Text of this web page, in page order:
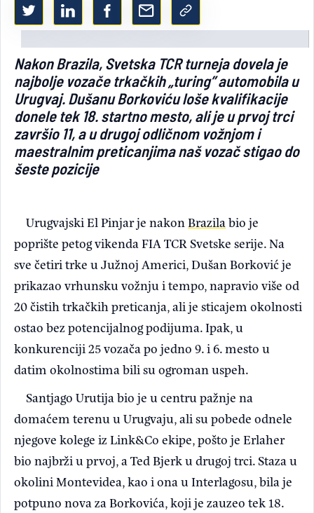
Nakon Brazila, Svetska TCR turneja dovela je
najbolje vozače trkačkih „turing” automobila u
Urugvaj. Dušanu Borkoviću loše kvalifikacije
donele tek 18. startno mesto, ali je u prvoj trci
završio 11, a u drugoj odličnom vožnjom i
maestralnim preticanjima naš vozač stigao do
šeste pozicije
Urugvajski El Pinjar je nakonBrazila bio je
poprište petog vikenda FIA TCR Svetske serije. Na
sve četiri trke u Južnoj Americi, Dušan Borković je
prikazao vrhunsku vožnju i tempo, napravio više od
20 čistih trkačkih preticanja, ali je sticajem okolnosti
ostao bez potencijalnog podijuma. Ipak, u
konkurenciji 25 vozača po jedno 9. i 6. mesto u
datim okolnostima bili su ogroman uspeh.
Santjago Urutija bio je u centru pažnje na
domaćem terenu u Urugvaju, ali su pobede odnele
njegove kolege iz Link&Co ekipe, pošto je Erlaher
bio najbrži u prvoj, a Ted Bjerk u drugoj trci. Staza u
okolini Montevidea, kao i ona u Interlagosu, bila je
potpuno nova za Borkovića, koji je zauzeo tek 18.